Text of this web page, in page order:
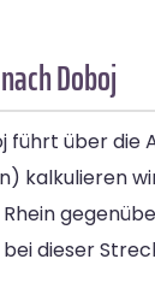
Doboj
führt über die
kalkulieren
dieser